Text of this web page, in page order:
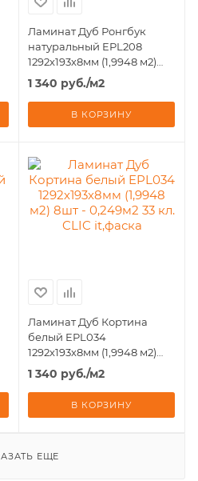
Ламинат Дуб Ронгбук
натуральный EPL208
1292х193х8мм (1,9948 м2)
8шт - 0,249м2 33 кл. CLIC
it,фаска
1 340 руб./м2
В КОРЗИНУ
Ламинат Дуб Кортина
белый EPL034
1292х193х8мм (1,9948 м2)
8шт - 0,249м2 33 кл. CLIC
it,фаска
1 340 руб./м2
В КОРЗИНУ
ЕЩЕ